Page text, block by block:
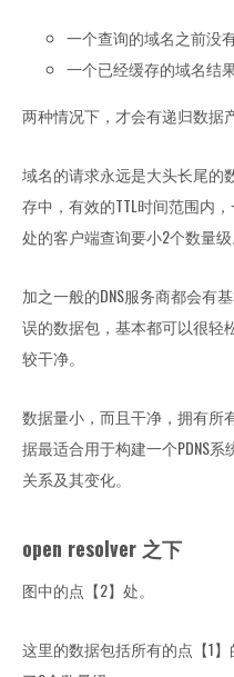
一个查询的域名之前没
一个已经缓存的域名结
两种情况下，才会有递归数据
域名的请求永远是大头长尾的
存中，有效的TTL时间范围内
处的客户端查询要小2个数量级
加之一般的DNS服务商都会有
误的数据包，基本都可以很轻
较干净。
数据量小，而且干净，拥有所
据最适合用于构建一个PDNS
关系及其变化。
open resolver 之下
图中的点【2】处。
这里的数据包括所有的点【1